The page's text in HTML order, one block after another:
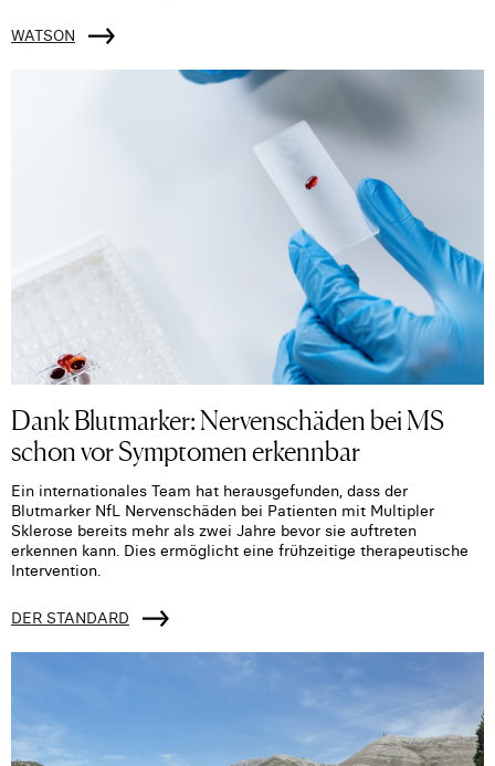
WATSON
Dank Blutmarker: Nervenschäden bei MS
schon vor Symptomen erkennbar
Ein internationales Team hat herausgefunden, dass der
Blutmarker NfL Nervenschäden bei Patienten mit Multipler
Sklerose bereits mehr als zwei Jahre bevor sie auftreten
erkennen kann. Dies ermöglicht eine frühzeitige therapeutische
Intervention.
DER STANDARD